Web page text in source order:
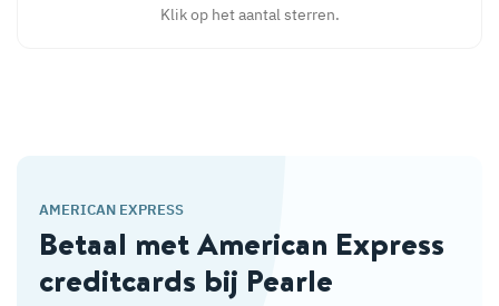
Klik op het aantal sterren.
AMERICAN EXPRESS
Betaal met American Express
creditcards bij Pearle